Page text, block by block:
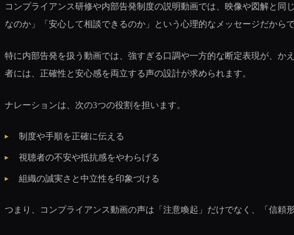
コンプライアンス研修や内部告発制度の説明動画では、映像や図解と
なのか」「安心して相談できるのか」という心理的なメッセージだからで
特に内部告発を扱う動画では、強すぎる口調や一方的な断定表現が、
者には、正確性と安心感を両立する声の設計が求められます。
ナレーションは、次の3つの役割を担います。
制度や手順を正確に伝える
視聴者の不安や抵抗感をやわらげる
組織の誠実さと中立性を印象づける
つまり、コンプライアンス動画の声は「注意喚起」だけでなく、「信頼